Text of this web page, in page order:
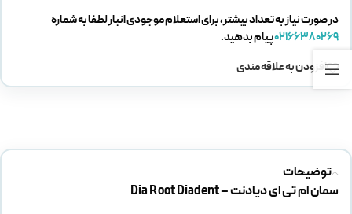
در صورت نیاز به تعداد بیشتر، برای استعلام موجودی انبار لطفا به شماره
02166380269پیام بدهید.
افزودن به علاقه مندی
توضیحات
سمان ام تی ای دیادنت – Dia Root Diadent